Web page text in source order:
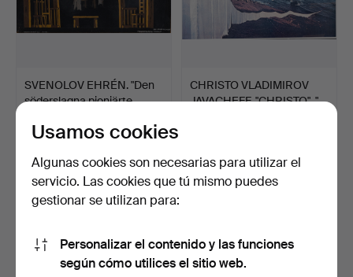
SVENOLOV EHRÉN. "Den
söderslagna pioniärte…
1 puja
CHRISTO VLADIMIROV
JAVACHEFF, "CHRISTO". "…
Usamos cookies
Algunas cookies son necesarias para utilizar el
servicio. Las cookies que tú mismo puedes
gestionar se utilizan para:
Personalizar el contenido y las funciones
según cómo utilices el sitio web.